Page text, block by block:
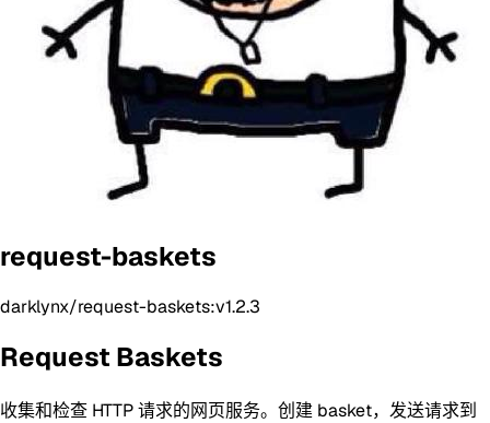
request-baskets
darklynx/request-baskets:v1.2.3
Request Baskets
收集和检查 HTTP 请求的网页服务。创建 basket，发送请求到